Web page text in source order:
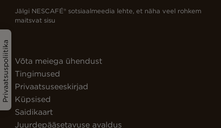
Privaatsuspoliitika
Jälgi NESCAFÉ® sotsiaalmeedia lehte, et näha veel rohkem
maitsvat sisu
Võta meiega ühendust
Tingimused
Privaatsuseeskirjad
Küpsised
Saidikaart
Juurdepääsetavuse avaldus